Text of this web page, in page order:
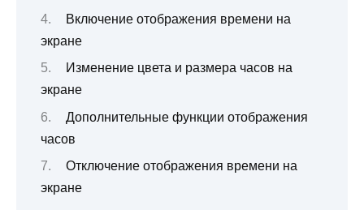
Включение отображения времени на
экране
Изменение цвета и размера часов на
экране
Дополнительные функции отображения
часов
Отключение отображения времени на
экране